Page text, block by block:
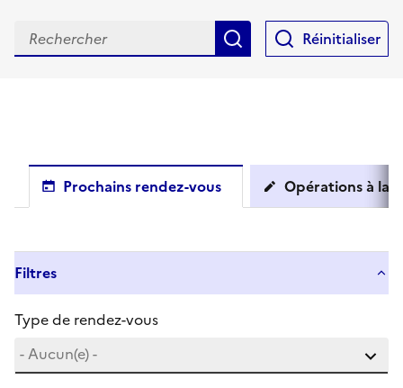
RechercherRéinitialiser
Prochains rendez-vous Opérations à la
Filtres
Type de rendez-vous